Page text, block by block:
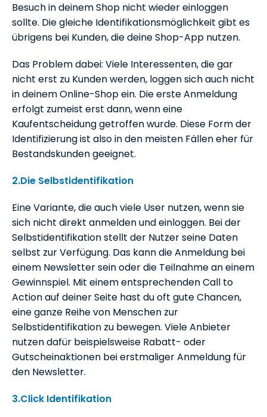
Besuch in deinem Shop nicht wieder einloggen
sollte. Die gleiche Identifikationsmöglichkeit gibt es
übrigens bei Kunden, die deine Shop-App nutzen.
Das Problem dabei: Viele Interessenten, die gar
nicht erst zu Kunden werden, loggen sich auch nicht
in deinem Online-Shop ein. Die erste Anmeldung
erfolgt zumeist erst dann, wenn eine
Kaufentscheidung getroffen wurde. Diese Form der
Identifizierung ist also in den meisten Fällen eher für
Bestandskunden geeignet.
2.Die Selbstidentifikation
Eine Variante, die auch viele User nutzen, wenn sie
sich nicht direkt anmelden und einloggen. Bei der
Selbstidentifikation stellt der Nutzer seine Daten
selbst zur Verfügung. Das kann die Anmeldung bei
einem Newsletter sein oder die Teilnahme an einem
Gewinnspiel. Mit einem entsprechenden Call to
Action auf deiner Seite hast du oft gute Chancen,
eine ganze Reihe von Menschen zur
Selbstidentifikation zu bewegen. Viele Anbieter
nutzen dafür beispielsweise Rabatt- oder
Gutscheinaktionen bei erstmaliger Anmeldung für
den Newsletter.
3.Click Identifikation